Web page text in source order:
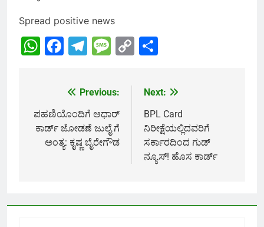
Spread positive news
WhatsApp
Facebook
Telegram
Message
Copy
navigation
Previous:
ಪಹಣಿಯೊಂದಿಗೆ ಆಧಾರ್
ಕಾರ್ಡ್ ಜೋಡಣೆ ಜುಲೈ ಗೆ
ಅಂತ್ಯ: ಕೃಷ್ಣ ಬೈರೇಗೌಡ
Next:
BPL Card
ನಿರೀಕ್ಷೆಯಲ್ಲಿದವರಿಗೆ
ಸರ್ಕಾರದಿಂದ ಗುಡ್
ನ್ಯೂಸ್! ಹೊಸ ಕಾರ್ಡ್